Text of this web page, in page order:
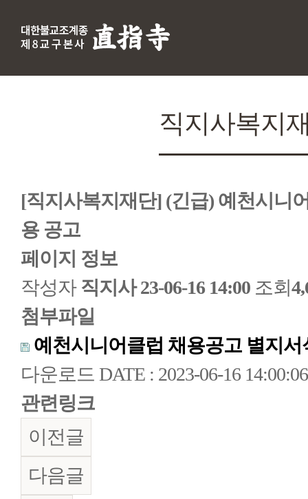
직지사복지
[직지사복지재단] (긴급) 예천시니
용 공고
페이지 정보
작성자 직지사 23-06-16 14:00 조회
첨부파일
예천시니어클럽 채용공고 별지서
다운로드 DATE : 2023-06-16 14:00:06
관련링크
이전글
다음글